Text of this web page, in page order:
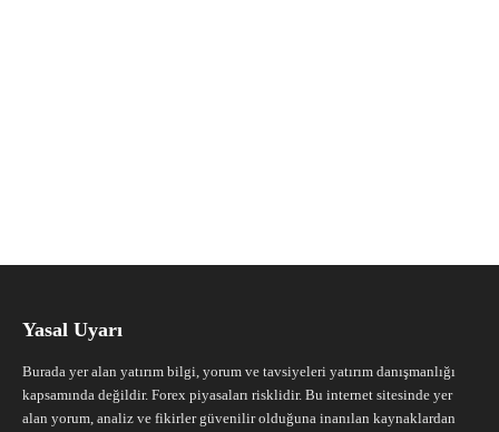
Yasal Uyarı
Burada yer alan yatırım bilgi, yorum ve tavsiyeleri yatırım danışmanlığı
kapsamında değildir. Forex piyasaları risklidir. Bu internet sitesinde yer
alan yorum, analiz ve fikirler güvenilir olduğuna inanılan kaynaklardan